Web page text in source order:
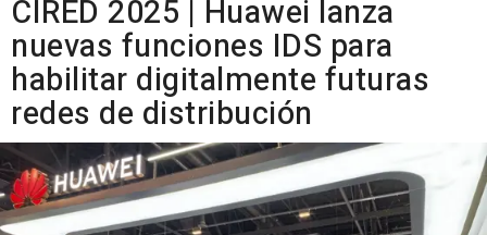
CIRED 2025 | Huawei lanza
nuevas funciones IDS para
habilitar digitalmente futuras
redes de distribución